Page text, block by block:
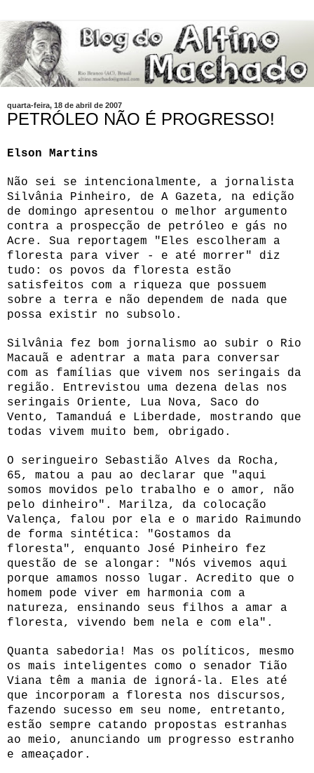
quarta-feira, 18 de abril de 2007
PETRÓLEO NÃO É PROGRESSO!
Elson Martins
Não sei se intencionalmente, a jornalista
Silvânia Pinheiro, de A Gazeta, na edição
de domingo apresentou o melhor argumento
contra a prospecção de petróleo e gás no
Acre. Sua reportagem "Eles escolheram a
floresta para viver - e até morrer" diz
tudo: os povos da floresta estão
satisfeitos com a riqueza que possuem
sobre a terra e não dependem de nada que
possa existir no subsolo.
Silvânia fez bom jornalismo ao subir o Rio
Macauã e adentrar a mata para conversar
com as famílias que vivem nos seringais da
região. Entrevistou uma dezena delas nos
seringais Oriente, Lua Nova, Saco do
Vento, Tamanduá e Liberdade, mostrando que
todas vivem muito bem, obrigado.
O seringueiro Sebastião Alves da Rocha,
65, matou a pau ao declarar que "aqui
somos movidos pelo trabalho e o amor, não
pelo dinheiro". Marilza, da colocação
Valença, falou por ela e o marido Raimundo
de forma sintética: "Gostamos da
floresta", enquanto José Pinheiro fez
questão de se alongar: "Nós vivemos aqui
porque amamos nosso lugar. Acredito que o
homem pode viver em harmonia com a
natureza, ensinando seus filhos a amar a
floresta, vivendo bem nela e com ela".
Quanta sabedoria! Mas os políticos, mesmo
os mais inteligentes como o senador Tião
Viana têm a mania de ignorá-la. Eles até
que incorporam a floresta nos discursos,
fazendo sucesso em seu nome, entretanto,
estão sempre catando propostas estranhas
ao meio, anunciando um progresso estranho
e ameaçador.